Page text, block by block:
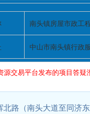
南头镇房屋市政工
中山市南头镇行政
交易平台发布的项目答
北路（南头大道至同济